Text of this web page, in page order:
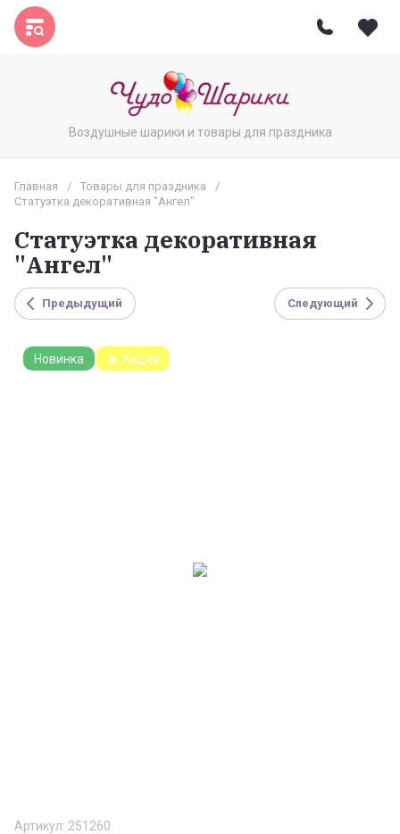
Воздушные шарики и товары для праздника
Главная / Товары для праздника
/
Статуэтка декоративная "Ангел"
Статуэтка декоративная
"Ангел"
Предыдущий Следующий
Новинка 🔥 Акция
Артикул: 251260